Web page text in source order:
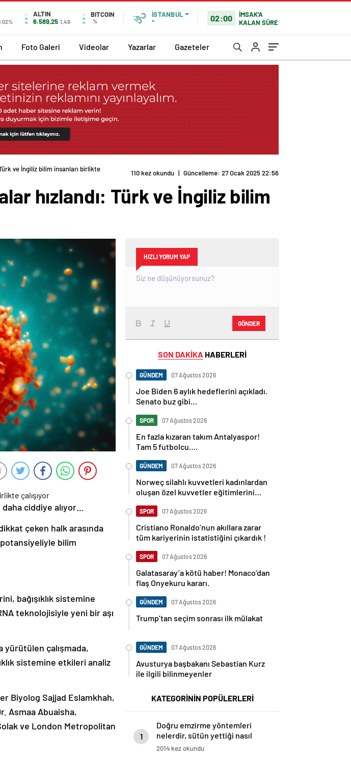
ALTIN
6.589,25 1,49
BITCOIN
%
İSTANBUL
°
02:00
İMSAK'A
KALAN SÜRE
Foto Galeri Videolar Yazarlar Gazeteler
ve İngiliz bilim insanları birlikte
110 kez okundu | Güncelleme: 27 Ocak 2025 22:56
hızlandı: Türk ve İngiliz bilim
ciddiye alıyor…
çeken halk arasında
potansiyeliyle bilim
bağışıklık sistemine
teknolojisiyle yeni bir aşı
çalışmada,
sistemine etkileri analiz
Biyolog Sajjad Eslamkhah,
Asmaa Abuaisha,
ve London Metropolitan
HIZLI YORUM YAP
GÖNDER
SON DAKİKA HABERLERİ
GÜNDEM 07 Ağustos 2026
Joe Biden 6 aylık hedeflerini açıkladı.
Senato buz gibi…
SPOR 07 Ağustos 2026
En fazla kızaran takım Antalyaspor!
Tam 5 futbolcu….
GÜNDEM 07 Ağustos 2026
Norweç silahlı kuvvetleri kadınlardan
oluşan özel kuvvetler eğitimlerini
SPOR 07 Ağustos 2026
Cristiano Ronaldo’nun akıllara zarar
tüm kariyerinin istatistiğini çıkardık !
SPOR 07 Ağustos 2026
Galatasaray’a kötü haber! Monaco’dan
flaş Onyekuru kararı.
GÜNDEM 07 Ağustos 2026
Trump’tan seçim sonrası ilk mülakat
GÜNDEM 07 Ağustos 2026
Avusturya başbakanı Sebastian Kurz
ile ilgili bilinmeyenler
KATEGORİNİN POPÜLERLERİ
1
Doğru emzirme yöntemleri
nelerdir, sütün yettiği nasıl
anlaşılır?
2014 kez okundu